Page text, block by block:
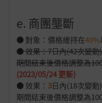
e. 商團壟斷
● 對象：價格維持在40%
● 效果：7日內(42次變動
期間結束後價格調整為
(2023/05/24 更新)
● 效果： 3日內(18次變
期間結束後價格調整為